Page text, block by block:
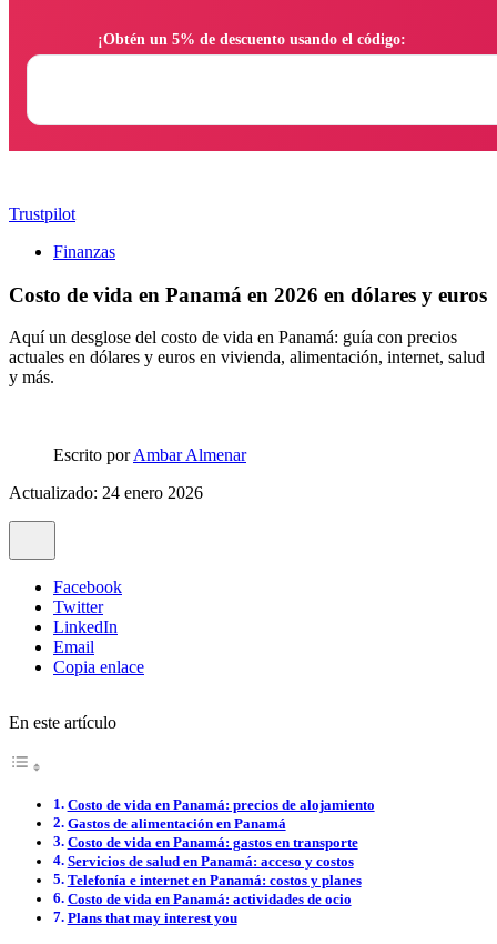
Trustpilot
Finanzas
Costo de vida en Panamá en 2026 en dólares y euros
Aquí un desglose del costo de vida en Panamá: guía con precios
actuales en dólares y euros en vivienda, alimentación, internet, salud
y más.
Escrito porAmbar Almenar
Actualizado: 24 enero 2026
Facebook
Twitter
LinkedIn
Email
Copia enlace
En este artículo
Costo de vida en Panamá: precios de alojamiento
Gastos de alimentación en Panamá
Costo de vida en Panamá: gastos en transporte
Servicios de salud en Panamá: acceso y costos
Telefonía e internet en Panamá: costos y planes
Costo de vida en Panamá: actividades de ocio
Plans that may interest you